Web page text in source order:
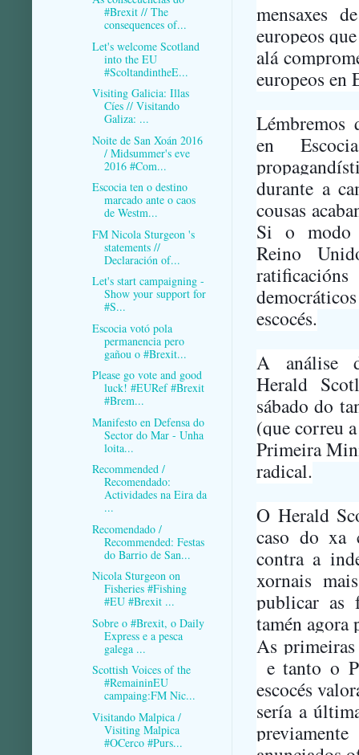
mensaxes
europeos
alá
europeos en
Lémbremos
en
durante a
cousas
Si o modo
Reino
escocés.
A análise
Herald
sábado do
(que correu
Primeira
radical.
O Herald
caso do xa
contra a
xornais
publicar as
tamén agora
As
e tanto o
escocés
sería a
#Brexit // The
consequences of...
Let's welcome Scotland
into the EU
#ScoltandintheE...
Visiting Galicia: Illas
Cíes // Visitando
Galiza: ...
Noite de San Xoán 2016
/ Midsummer's eve
2016 #Com...
Escocia ten o destino
marcado ante o caos
de Westm...
FM Nicola Sturgeon 's
statements //
Declaración of...
Let's start campaigning -
Show your support for
#S...
Escocia votó pola
permanencia pero
gañou o #Brexit...
Please go vote and good
luck! #EURef #Brexit
#Brem...
Manifesto en Defensa do
Sector do Mar - Unha
loita...
Recommended /
Recomendado:
Actividades na Eira da
...
Recomendado /
Recommended: Festas
do Barrio de San...
Nicola Sturgeon on
Fisheries #Fishing
#EU #Brexit ...
Sobre o #Brexit, o Daily
Express e a pesca
galega ...
Scottish Voices of the
#RemaininEU
campaing:FM Nic...
Visitando Malpica /
Visiting Malpica
#OCerco #Purs...